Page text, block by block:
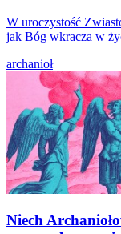
W uroczystość
jak Bóg wkracza w
archanioł
Niech